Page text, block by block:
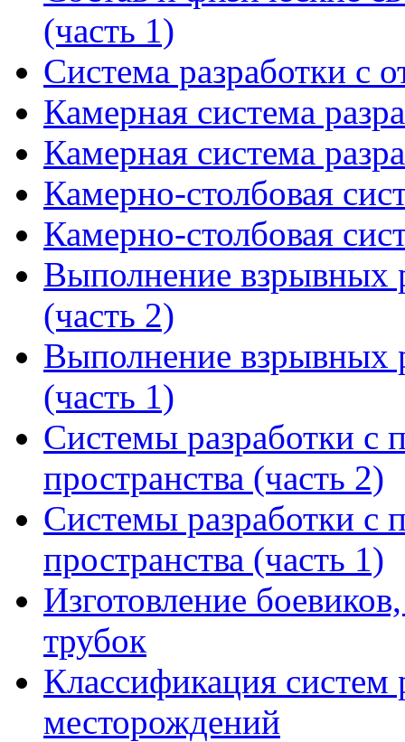
(часть 1)
Система разработки с
Камерная система
Камерная система
Камерно-столбовая
Камерно-столбовая
Выполнение взрывных
(часть 2)
Выполнение взрывных
(часть 1)
Системы разработки с
пространства (часть 2)
Системы разработки с
пространства (часть 1)
Изготовление
трубок
Классификация систем
месторождений